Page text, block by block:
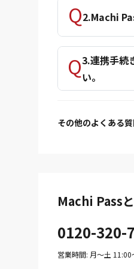
2.Machi
3.連携手続
い。
その他のよくある
Machi Pass
0120-320-
営業時間: 月〜土 11:00